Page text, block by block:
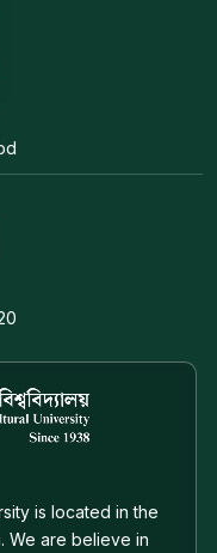
is located in the
We are believe in